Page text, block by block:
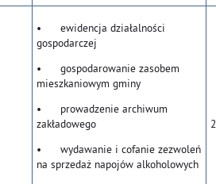
• ewidencja działalności
gospodarczej
• gospodarowanie zasobem
mieszkaniowym gminy
• prowadzenie archiwum
zakładowego
• wydawanie i cofanie zezwoleń
na sprzedaż napojów alkoholowych